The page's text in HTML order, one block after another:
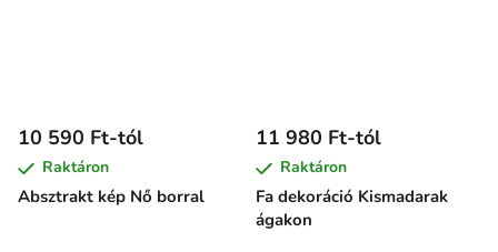
Absztrakt kép Nő borral
10 590 Ft-tól
Raktáron
Fa dekoráció Kismadarak
ágakon
11 980 Ft-tól
Raktáron